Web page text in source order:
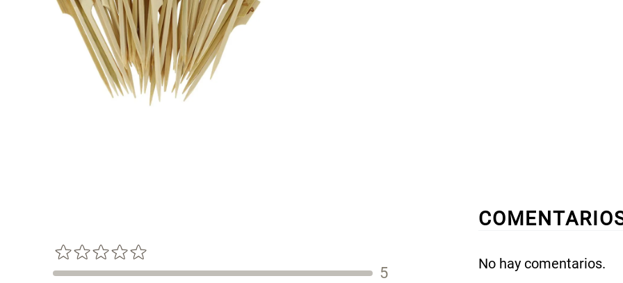
5
No hay comentarios.